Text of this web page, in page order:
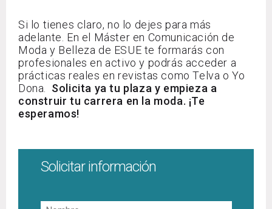
Si lo tienes claro, no lo dejes para más
adelante. En el Máster en Comunicación de
Moda y Belleza de ESUE te formarás con
profesionales en activo y podrás acceder a
prácticas reales en revistas como Telva o Yo
Dona. Solicita ya tu plaza y empieza a
construir tu carrera en la moda. ¡Te
esperamos!
Solicitar información
Nombre